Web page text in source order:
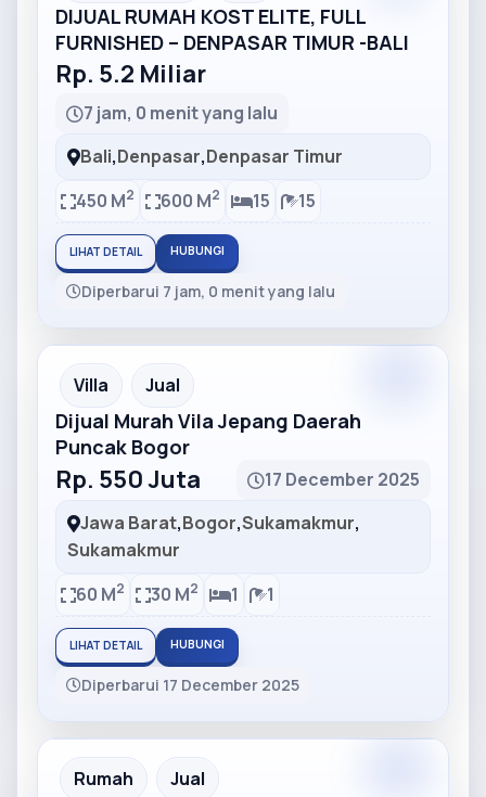
DIJUAL RUMAH KOST ELITE, FULL
FURNISHED – DENPASAR TIMUR -BALI
Rp. 5.2 Miliar
7 jam, 0 menit yang lalu
Bali,Denpasar,Denpasar Timur
450 M2 600 M2 15 15
LIHAT DETAIL HUBUNGI
Diperbarui 7 jam, 0 menit yang lalu
Partner Ad
Villa Jual
Dijual Murah Vila Jepang Daerah
Puncak Bogor
Rp. 550 Juta
17 December 2025
Jawa Barat,Bogor,Sukamakmur,
Sukamakmur
60 M2 30 M2 1 1
LIHAT DETAIL HUBUNGI
Diperbarui 17 December 2025
Partner Ad
Rumah Jual